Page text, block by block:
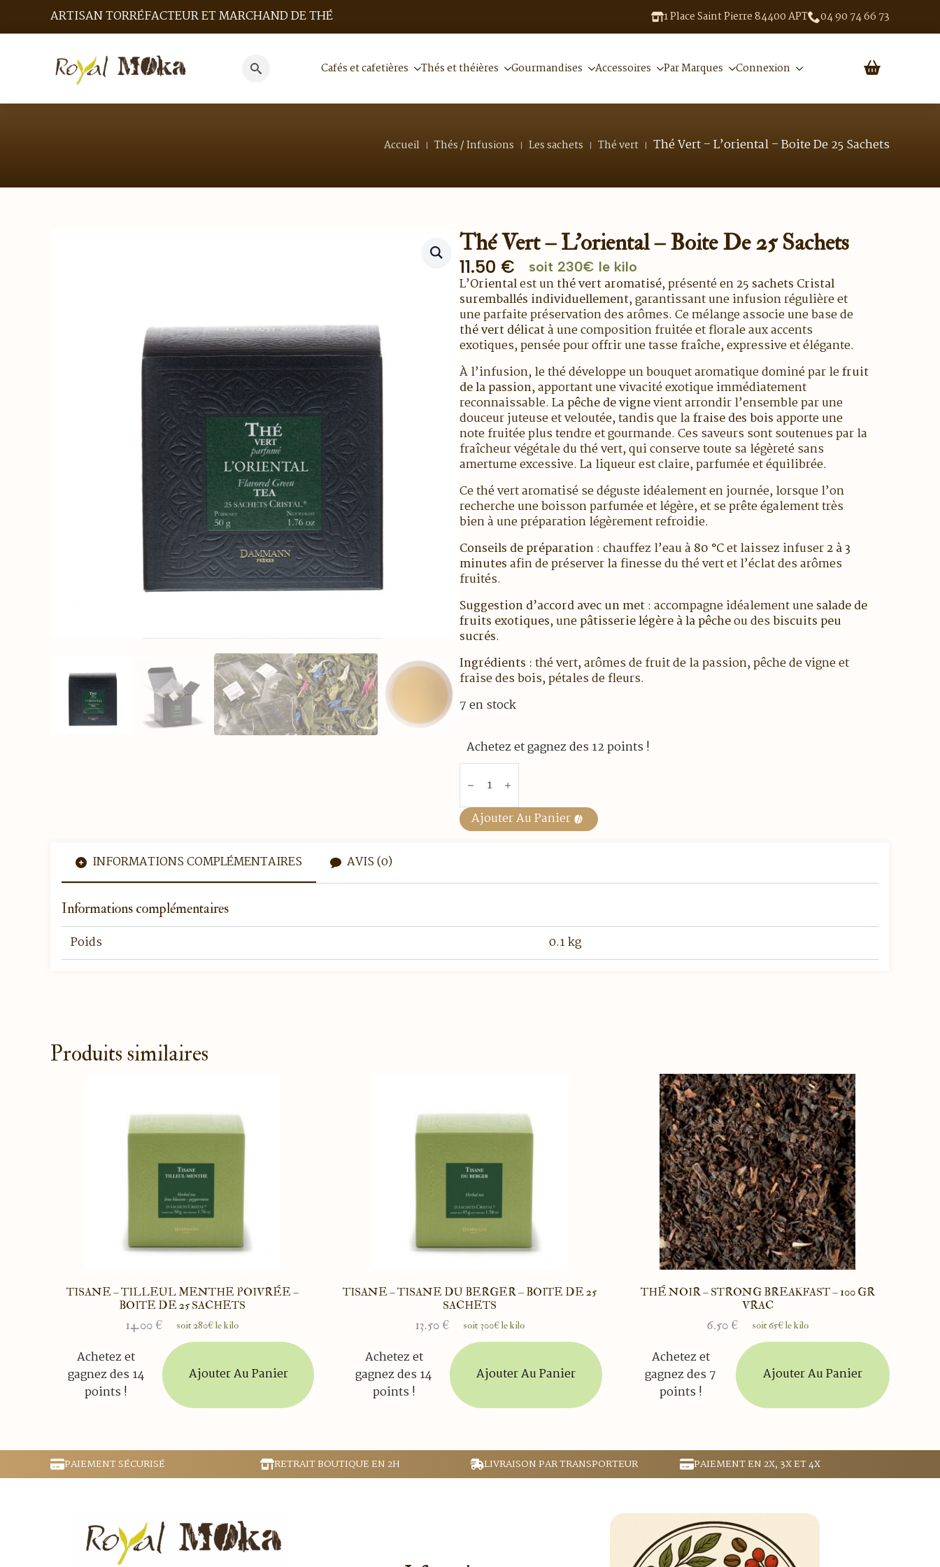
ARTISAN TORRÉFACTEUR ET MARCHAND DE THÉ 1 Place Saint Pierre 84400 APT 04 90 74 66 73
for:
Cafés et cafetières Thés et théières Gourmandises Accessoires Par Marques Connexion
Accueil Thés / Infusions Les sachets Thé vert Thé Vert – L’oriental – Boite De 25 Sachets
Thé Vert – L’oriental – Boite De 25 Sachets
11.50 € soit 230€ le kilo
L’Orientalest unthé vert aromatisé, présenté en25 sachets Cristal
suremballés individuellement, garantissant une infusion régulière et
une parfaite préservation des arômes. Ce mélange associe une base de
thé vert délicatà une composition fruitée et florale aux accents
exotiques, pensée pour offrir une tasse fraîche, expressive et élégante.
À l’infusion, le thé développe un bouquet aromatique dominé par lefruit
de la passion, apportant une vivacité exotique immédiatement
reconnaissable. La pêche de vignevient arrondir l’ensemble par une
douceur juteuse et veloutée, tandis que lafraise des boisapporte une
note fruitée plus tendre et gourmande. Ces saveurs sont soutenues par la
fraîcheur végétale du thé vert, qui conserve toute sa légèreté sans
amertume excessive. La liqueur est claire, parfumée et équilibrée.
Ce thé vert aromatisé se déguste idéalement en journée, lorsque l’on
recherche une boisson parfumée et légère, et se prête également très
bien à une préparation légèrement refroidie.
Conseils de préparation: chauffez l’eau à 80 °Cet laissez infuser2 à 3
minutesafin de préserver la finesse du thé vert et l’éclat des arômes
fruités.
Suggestion d’accord avec un met: accompagne idéalement unesalade de
fruits exotiques, unepâtisserie légère à la pêcheou desbiscuits peu
sucrés.
Ingrédients :thé vert, arômes de fruit de la passion, pêche de vigne et
fraise des bois, pétales de fleurs.
7 en stock
Achetez et gagnez des 12 points !
quantité
Thé
-
l'Oriental
-
sachets
Ajouter Au Panier
INFORMATIONS COMPLÉMENTAIRES AVIS (0)
Informations complémentaires
Poids 0.1 kg
Produits similaires
TISANE – TILLEUL MENTHE POIVRÉE –
BOITE DE 25 SACHETS
14.00 € soit 280€ le kilo
Achetez et
gagnez des 14
points !
Ajouter Au Panier
TISANE – TISANE DU BERGER – BOITE DE 25
SACHETS
13.50 € soit 300€ le kilo
Achetez et
gagnez des 14
points !
Ajouter Au Panier
THÉ NOIR – STRONG BREAKFAST – 100 GR
VRAC
6.50 € soit 65€ le kilo
Achetez et
gagnez des 7
points !
Ajouter Au Panier
PAIEMENT SÉCURISÉ RETRAIT BOUTIQUE EN 2H LIVRAISON PAR TRANSPORTEUR PAIEMENT EN 2X, 3X ET 4X